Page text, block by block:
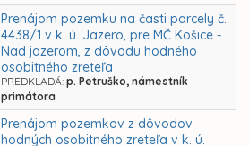
Prenájom pozemku na časti parcely č.
4438/1 v k. ú. Jazero, pre MČ Košice -
Nad jazerom, z dôvodu hodného
osobitného zreteľa
PREDKLADÁ: p. Petruško, námestník
primátora
Prenájom pozemkov z dôvodov
hodných osobitného zreteľa v k. ú.